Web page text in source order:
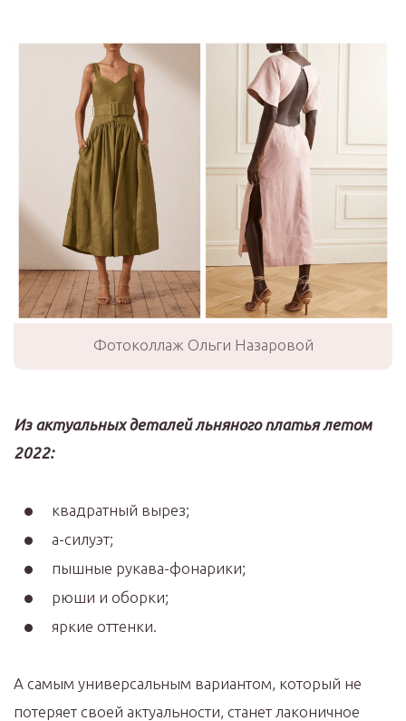
Фотоколлаж Ольги Назаровой
Из актуальных деталей льняного платья летом
2022:
квадратный вырез;
а-силуэт;
пышные рукава-фонарики;
рюши и оборки;
яркие оттенки.
А самым универсальным вариантом, который не
потеряет своей актуальности, станет лаконичное